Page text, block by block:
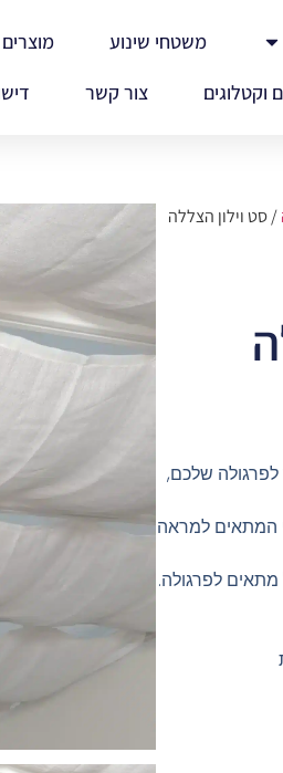
משטחי שינוע
וקטלוגים צור קשר
/ סט וילון הצללה
לפרגולה שלכם,
המתאים למראה
מתאים לפרגולה.